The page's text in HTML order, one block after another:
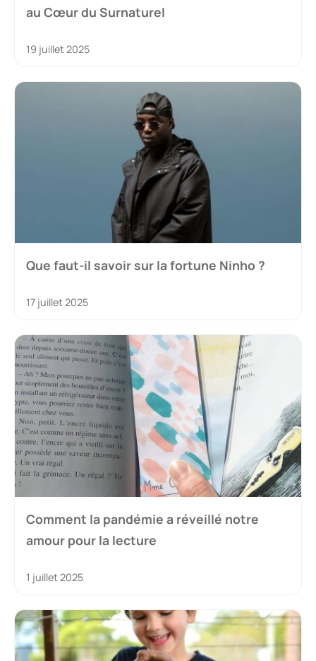
au Cœur du Surnaturel
19 juillet 2025
Que faut-il savoir sur la fortune Ninho ?
17 juillet 2025
Comment la pandémie a réveillé notre
amour pour la lecture
1 juillet 2025